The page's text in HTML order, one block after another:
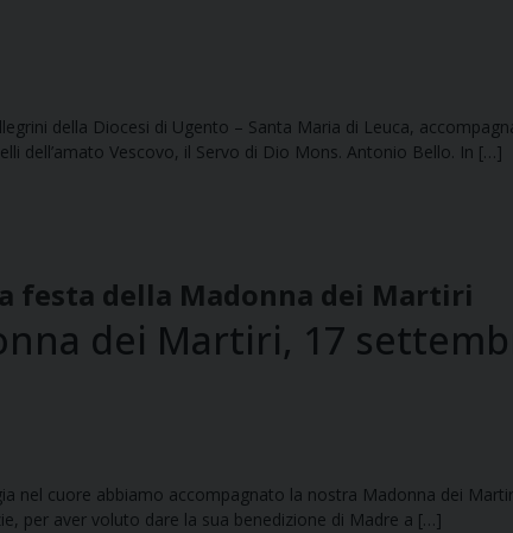
della Diocesi di Ugento – Santa Maria di Leuca,
dell’amato Vescovo, il Servo di Dio Mons. Antonio Bello. In […]
festa della Madonna dei Martiri
dei Martiri, 17
nel cuore abbiamo accompagnato la nostra Madonna dei
per aver voluto dare la sua benedizione di Madre a […]